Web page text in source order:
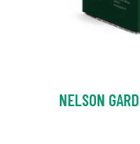
NELSON